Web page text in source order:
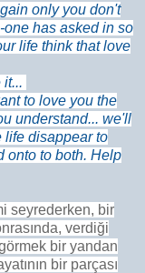
only you don't
has asked in so
life think that love
it...
to love you the
understand... we'll
life disappear to
onto to both. Help
seyrederken, bir
verdiği
bir yandan
bir parçası